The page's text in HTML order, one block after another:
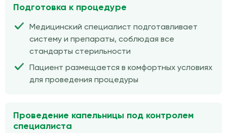
Подготовка к процедуре
Медицинский специалист подготавливает
систему и препараты, соблюдая все
стандарты стерильности
Пациент размещается в комфортных условиях
для проведения процедуры
Проведение капельницы под контролем
специалиста